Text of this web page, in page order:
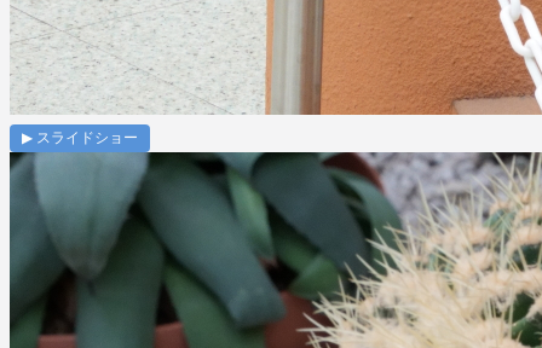
▶ スライドショー